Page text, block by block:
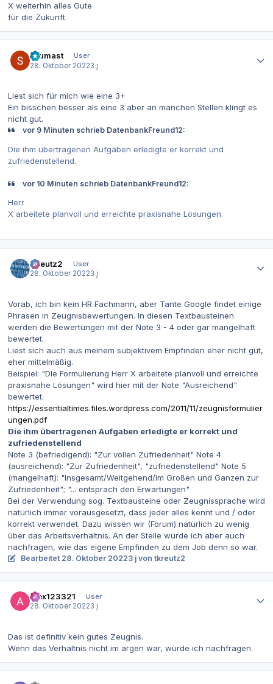
X weiterhin alles Gute
für die Zukunft.
Leumast
User
28. Oktober 20223 j
Liest sich für mich wie eine 3+
Ein bisschen besser als eine 3 aber an manchen Stellen klingt es
nicht gut.
vor 9 Minuten schrieb DatenbankFreund12:
Die ihm übertragenen Aufgaben erledigte er korrekt und
zufriedenstellend.
vor 10 Minuten schrieb DatenbankFreund12:
Herr
X arbeitete planvoll und erreichte praxisnahe Lösungen.
tkreutz2
User
28. Oktober 20223 j
Vorab, ich bin kein HR Fachmann, aber Tante Google findet einige
Phrasen in Zeugnisbewertungen. In diesen Textbausteinen
werden die Bewertungen mit der Note 3 - 4 oder gar mangelhaft
bewertet.
Liest sich auch aus meinem subjektivem Empfinden eher nicht gut,
eher mittelmäßig.
Beispiel: "DIe Formulierung Herr X arbeitete planvoll und erreichte
praxisnahe Lösungen" wird hier mit der Note "Ausreichend"
bewertet.
https://essentialtimes.files.wordpress.com/2011/11/zeugnisformulier
ungen.pdf
Die ihm übertragenen Aufgaben erledigte er korrekt und
zufriedenstellend
Note 3 (befriedigend): "Zur vollen Zufriedenheit" Note 4
(ausreichend): "Zur Zufriedenheit", "zufriedenstellend" Note 5
(mangelhaft): "Insgesamt/Weitgehend/Im Großen und Ganzen zur
Zufriedenheit"; "... entsprach den Erwartungen"
Bei der Verwendung sog. Textbausteine oder Zeugnissprache wird
natürlich immer vorausgesetzt, dass jeder alles kennt und / oder
korrekt verwendet. Dazu wissen wir (Forum) natürlich zu wenig
über das Arbeitsverhältnis. An der Stelle würde ich aber auch
nachfragen, wie das eigene Empfinden zu dem Job denn so war.
Bearbeitet 28. Oktober 20223 j von tkreutz2
alex123321
User
28. Oktober 20223 j
Das ist definitiv kein gutes Zeugnis.
Wenn das Verhältnis nicht im argen war, würde ich nachfragen.